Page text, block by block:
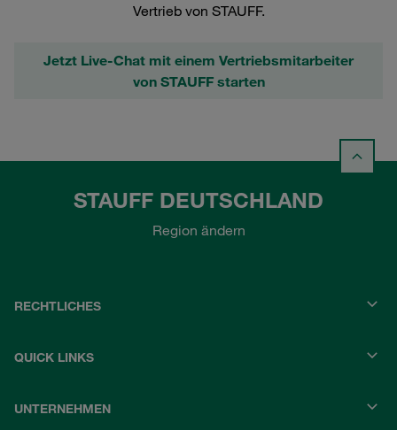
Vertrieb von STAUFF.
Jetzt Live-Chat mit einem Vertriebsmitarbeiter
von STAUFF starten
STAUFF DEUTSCHLAND
Region ändern
RECHTLICHES
QUICK LINKS
UNTERNEHMEN